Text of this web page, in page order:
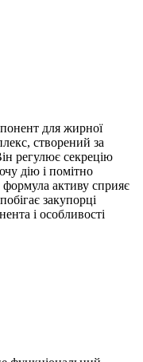
для жирної
створений за
регулює секрецію
дію і помітно
активу сприяє
закупорці
і особливості